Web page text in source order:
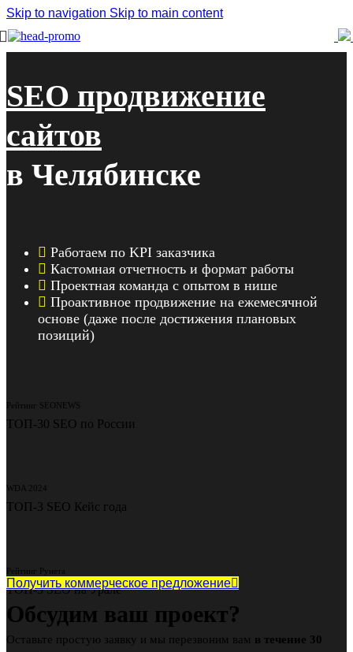
Skip to navigation Skip to main content
ГлавнаяxSEO-продвижение в Челябинске
SEO продвижение
сайтов
в Челябинске
Работаем по KPI заказчика
Кастомная отчетность и формат работы
Проектная команда с опытом в нише
Проактивное продвижение на ежемесячной
основе (даже после достижения плановых
позиций)
Рейтинг SEONEWS
ТОП-30 SEO по России
WDA 2024
ТОП-3 SEO Кейс года
Рейтинг Рунета
ТОП-3 SEO на Урале
Получить коммерческое предложение
Обсудим ваш проект?
Оставьте простую заявку и мы перезвоним вам в течение 30